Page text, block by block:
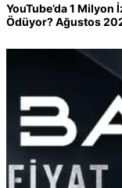
YouTube’da 1 Milyon
Ödüyor? Ağustos